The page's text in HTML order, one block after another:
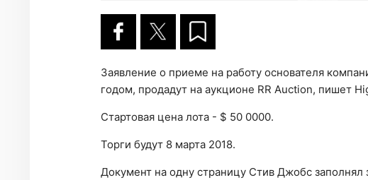
Заявление о приеме на работу основателя
годом, продадут на аукционе RR Auction, пишет
Стартовая цена лота - $ 50 0000.
Торги будут 8 марта 2018.
Документ на одну страницу Стив Джобс заполнял